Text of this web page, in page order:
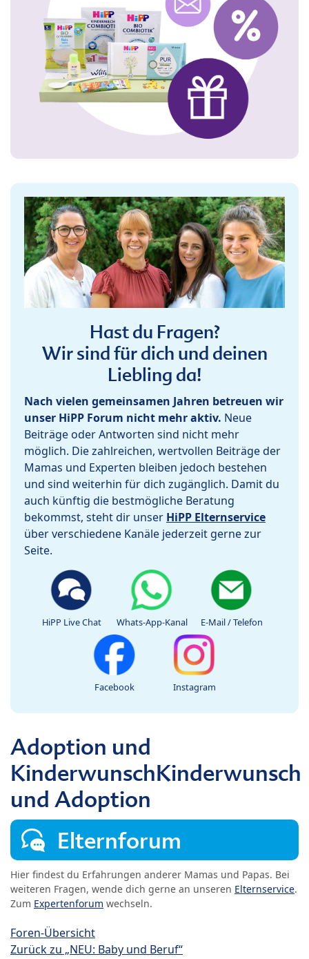
Hast du Fragen?
Wir sind für dich und deinen
Liebling da!
Nach vielen gemeinsamen Jahren betreuen wir
unser HiPP Forum nicht mehr aktiv. Neue
Beiträge oder Antworten sind nicht mehr
möglich. Die zahlreichen, wertvollen Beiträge der
Mamas und Experten bleiben jedoch bestehen
und sind weiterhin für dich zugänglich. Damit du
auch künftig die bestmögliche Beratung
bekommst, steht dir unser HiPP Elternservice
über verschiedene Kanäle jederzeit gerne zur
Seite.
HiPP Live Chat Whats-App-Kanal E-Mail / Telefon
Facebook Instagram
Adoption und
KinderwunschKinderwunsch
und Adoption
Elternforum
Hier findest du Erfahrungen anderer Mamas und Papas. Bei
weiteren Fragen, wende dich gerne an unseren Elternservice.
Zum Expertenforum wechseln.
Foren-Übersicht
Zurück zu „NEU: Baby und Beruf“